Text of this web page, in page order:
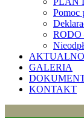
Pomoc
RODO
GALERIA
KONTAKT